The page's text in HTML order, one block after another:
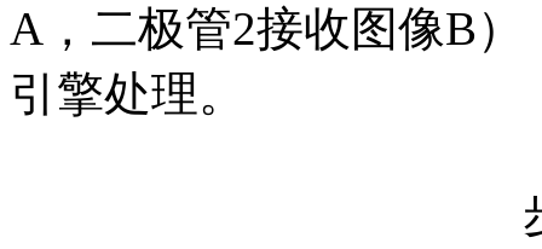
A，二极管2接收图像B
引擎处理。